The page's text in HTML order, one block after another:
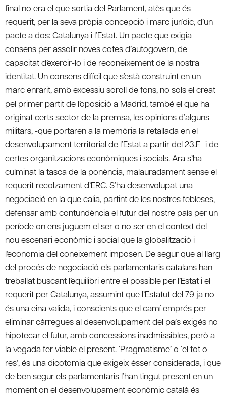
final no era el que sortia del Parlament, atès que és
requerit, per la seva pròpia concepció i marc jurídic, d’un
pacte a dos: Catalunya i l’Estat. Un pacte que exigia
consens per assolir noves cotes d’autogovern, de
capacitat d’exercir-lo i de reconeixement de la nostra
identitat. Un consens difícil que s’està construint en un
marc enrarit, amb excessiu soroll de fons, no sols el creat
pel primer partit de l’oposició a Madrid, també el que ha
originat certs sector de la premsa, les opinions d’alguns
militars, -que portaren a la memòria la retallada en el
desenvolupament territorial de l’Estat a partir del 23.F- i de
certes organitzacions econòmiques i socials. Ara s’ha
culminat la tasca de la ponència, malauradament sense el
requerit recolzament d’ERC. S’ha desenvolupat una
negociació en la que calia, partint de les nostres febleses,
defensar amb contundència el futur del nostre país per un
període on ens juguem el ser o no ser en el context del
nou escenari econòmic i social que la globalització i
l’economia del coneixement imposen. De segur que al llarg
del procés de negociació els parlamentaris catalans han
treballat buscant l’equilibri entre el possible per l’Estat i el
requerit per Catalunya, assumint que l’Estatut del 79 ja no
és una eina valida, i conscients que el camí emprés per
eliminar càrregues al desenvolupament del país exigés no
hipotecar el futur, amb concessions inadmissibles, però a
la vegada fer viable el present. ‘Pragmatisme’ o ‘el tot o
res’, és una dicotomia que exigeix ésser considerada, i que
de ben segur els parlamentaris l’han tingut present en un
moment on el desenvolupament econòmic català és